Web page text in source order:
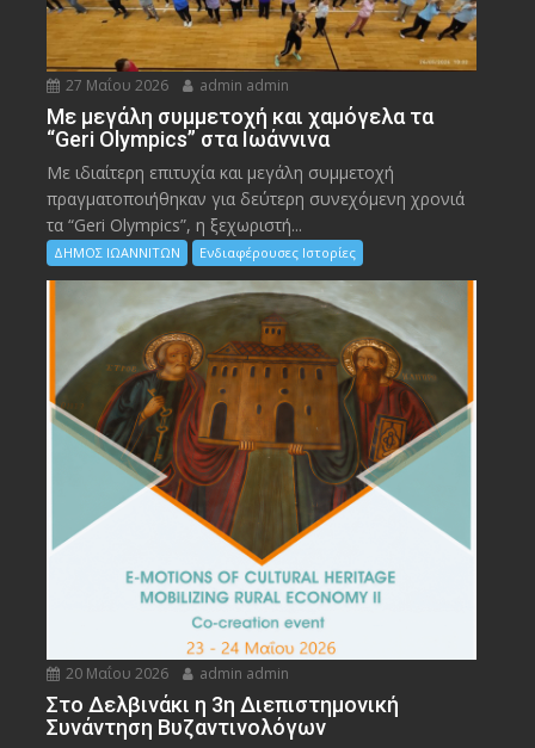
27 Μαΐου 2026 admin admin
Με μεγάλη συμμετοχή και χαμόγελα τα
“Geri Olympics” στα Ιωάννινα
Με ιδιαίτερη επιτυχία και μεγάλη συμμετοχή
πραγματοποιήθηκαν για δεύτερη συνεχόμενη χρονιά
τα “Geri Olympics”, η ξεχωριστή...
ΔΗΜΟΣ ΙΩΑΝΝΙΤΩΝ Ενδιαφέρουσες Ιστορίες
20 Μαΐου 2026 admin admin
Στο Δελβινάκι η 3η Διεπιστημονική
Συνάντηση Βυζαντινολόγων